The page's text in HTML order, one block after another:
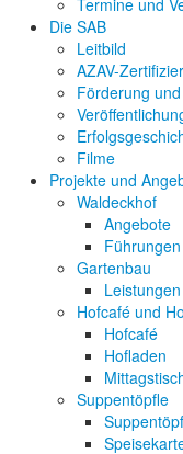
Termine und
Die SAB
Leitbild
AZAV-
Förderung
Filme
Projekte und
Waldeckhof
Angebote
Führungen
Gartenbau
Leistungen
Hofcafé und
Hofcafé
Hofladen
Suppentöpfle